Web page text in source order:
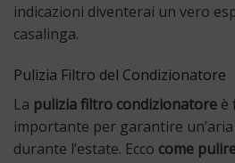
indicazioni diventerai un vero
casalinga.
Pulizia Filtro del Condizionatore
La pulizia filtro condizionatore è
importante per garantire
durante l’estate. Ecco come